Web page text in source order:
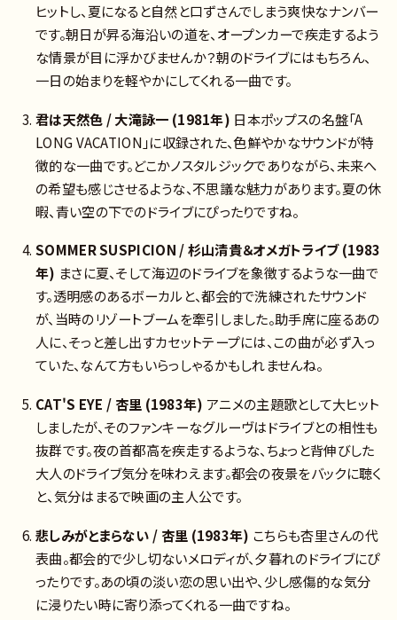
ヒットし、夏になると自然と口ずさんでしまう爽快なナンバー
です。朝日が昇る海沿いの道を、オープンカーで疾走するよう
な情景が目に浮かびませんか？朝のドライブにはもちろん、
一日の始まりを軽やかにしてくれる一曲です。
君は天然色 / 大滝詠一 (1981年) 日本ポップスの名盤「A
LONG VACATION」に収録された、色鮮やかなサウンドが特
徴的な一曲です。どこかノスタルジックでありながら、未来へ
の希望も感じさせるような、不思議な魅力があります。夏の休
暇、青い空の下でのドライブにぴったりですね。
SOMMER SUSPICION / 杉山清貴＆オメガトライブ (1983
年) まさに夏、そして海辺のドライブを象徴するような一曲で
す。透明感のあるボーカルと、都会的で洗練されたサウンド
が、当時のリゾートブームを牽引しました。助手席に座るあの
人に、そっと差し出すカセットテープには、この曲が必ず入っ
ていた、なんて方もいらっしゃるかもしれませんね。
CAT'S EYE / 杏里 (1983年) アニメの主題歌として大ヒット
しましたが、そのファンキーなグルーヴはドライブとの相性も
抜群です。夜の首都高を疾走するような、ちょっと背伸びした
大人のドライブ気分を味わえます。都会の夜景をバックに聴く
と、気分はまるで映画の主人公です。
悲しみがとまらない / 杏里 (1983年) こちらも杏里さんの代
表曲。都会的で少し切ないメロディが、夕暮れのドライブにぴ
ったりです。あの頃の淡い恋の思い出や、少し感傷的な気分
に浸りたい時に寄り添ってくれる一曲ですね。